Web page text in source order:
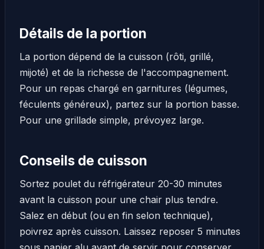
Détails de la portion
La portion dépend de la cuisson (rôti, grillé,
mijoté) et de la richesse de l'accompagnement.
Pour un repas chargé en garnitures (légumes,
féculents généreux), partez sur la portion basse.
Pour une grillade simple, prévoyez large.
Conseils de cuisson
Sortez poulet du réfrigérateur 20-30 minutes
avant la cuisson pour une chair plus tendre.
Salez en début (ou en fin selon technique),
poivrez après cuisson. Laissez reposer 5 minutes